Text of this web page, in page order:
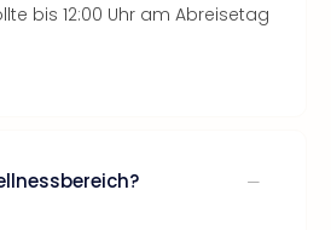
bis 12:00 Uhr am Abreisetag